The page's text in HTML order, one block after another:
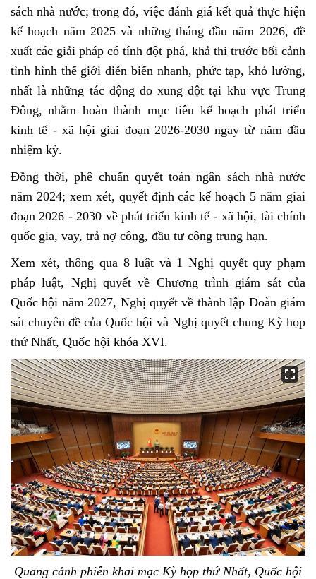
sách nhà nước; trong đó, việc đánh giá kết quả thực hiện
kế hoạch năm 2025 và những tháng đầu năm 2026, đề
xuất các giải pháp có tính đột phá, khả thi trước bối cảnh
tình hình thế giới diễn biến nhanh, phức tạp, khó lường,
nhất là những tác động do xung đột tại khu vực Trung
Đông, nhằm hoàn thành mục tiêu kế hoạch phát triển
kinh tế - xã hội giai đoạn 2026-2030 ngay từ năm đầu
nhiệm kỳ.
Đồng thời, phê chuẩn quyết toán ngân sách nhà nước
năm 2024; xem xét, quyết định các kế hoạch 5 năm giai
đoạn 2026 - 2030 về phát triển kinh tế - xã hội, tài chính
quốc gia, vay, trả nợ công, đầu tư công trung hạn.
Xem xét, thông qua 8 luật và 1 Nghị quyết quy phạm
pháp luật, Nghị quyết về Chương trình giám sát của
Quốc hội năm 2027, Nghị quyết về thành lập Đoàn giám
sát chuyên đề của Quốc hội và Nghị quyết chung Kỳ họp
thứ Nhất, Quốc hội khóa XVI.
Quang cảnh phiên khai mạc Kỳ họp thứ Nhất, Quốc hội